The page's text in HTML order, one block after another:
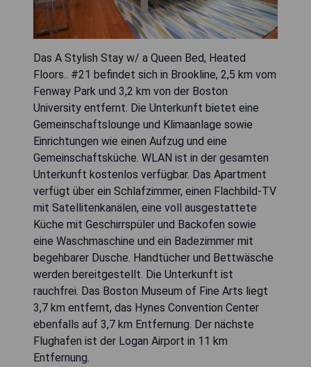
Das A Stylish Stay w/ a Queen Bed, Heated
Floors.. #21 befindet sich in Brookline, 2,5 km vom
Fenway Park und 3,2 km von der Boston
University entfernt. Die Unterkunft bietet eine
Gemeinschaftslounge und Klimaanlage sowie
Einrichtungen wie einen Aufzug und eine
Gemeinschaftsküche. WLAN ist in der gesamten
Unterkunft kostenlos verfügbar. Das Apartment
verfügt über ein Schlafzimmer, einen Flachbild-TV
mit Satellitenkanälen, eine voll ausgestattete
Küche mit Geschirrspüler und Backofen sowie
eine Waschmaschine und ein Badezimmer mit
begehbarer Dusche. Handtücher und Bettwäsche
werden bereitgestellt. Die Unterkunft ist
rauchfrei. Das Boston Museum of Fine Arts liegt
3,7 km entfernt, das Hynes Convention Center
ebenfalls auf 3,7 km Entfernung. Der nächste
Flughafen ist der Logan Airport in 11 km
Entfernung.